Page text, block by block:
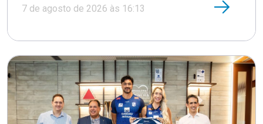
7 de agosto de 2026 às 16:13